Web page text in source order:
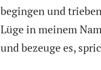
begingen und
Lüge in meinem
und bezeuge es,